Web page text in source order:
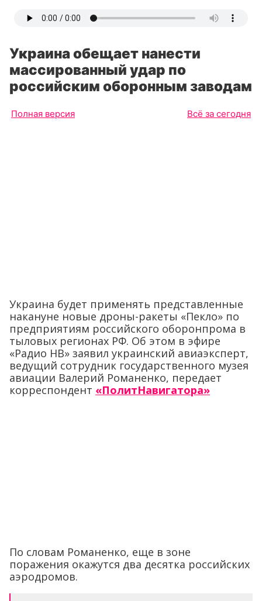
Украина обещает нанести
массированный удар по
российским оборонным заводам
Полная версия Всё за сегодня
Украина будет применять представленные
накануне новые дроны-ракеты «Пекло» по
предприятиям российского оборонпрома в
тыловых регионах РФ. Об этом в эфире
«Радио НВ» заявил украинский авиаэксперт,
ведущий сотрудник государственного музея
авиации Валерий Романенко, передает
корреспондент «ПолитНавигатора»
По словам Романенко, еще в зоне
поражения окажутся два десятка российских
аэродромов.